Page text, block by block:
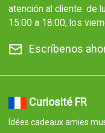
atención al cliente: de
15:00 a 18:00; los
Escríbenos
Curiosité FR
Idées cadeaux amies